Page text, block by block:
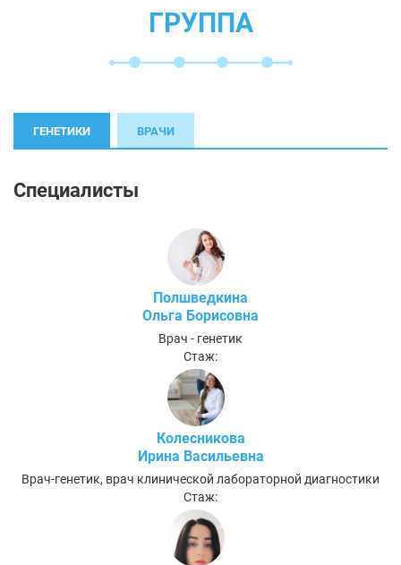
ГРУППА
ГЕНЕТИКИ ВРАЧИ
Специалисты
Полшведкина
Ольга Борисовна
Врач - генетик
Стаж:
Колесникова
Ирина Васильевна
Врач-генетик, врач клинической лабораторной диагностики
Стаж: